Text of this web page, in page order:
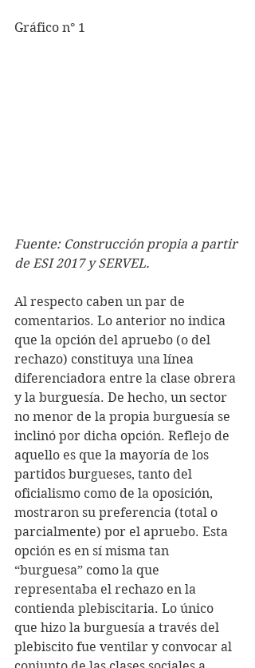
Gráfico n° 1
Fuente: Construcción propia a partir
de ESI 2017 y SERVEL.
Al respecto caben un par de
comentarios. Lo anterior no indica
que la opción del apruebo (o del
rechazo) constituya una línea
diferenciadora entre la clase obrera
y la burguesía. De hecho, un sector
no menor de la propia burguesía se
inclinó por dicha opción. Reflejo de
aquello es que la mayoría de los
partidos burgueses, tanto del
oficialismo como de la oposición,
mostraron su preferencia (total o
parcialmente) por el apruebo. Esta
opción es en sí misma tan
“burguesa” como la que
representaba el rechazo en la
contienda plebiscitaria. Lo único
que hizo la burguesía a través del
plebiscito fue ventilar y convocar al